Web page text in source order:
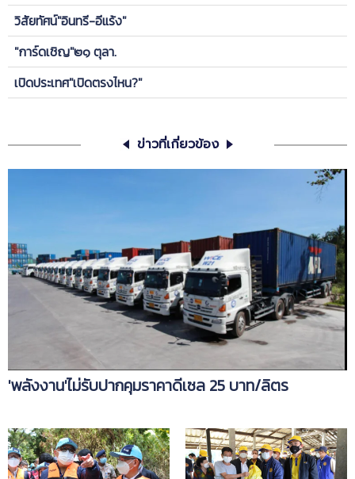
วิสัยทัศน์"อินทรี-อีแร้ง"
"การ์ดเชิญ"๒๑ ตุลา.
เปิดประเทศ"เปิดตรงไหน?"
ข่าวที่เกี่ยวข้อง
'พลังงาน'ไม่รับปากคุมราคาดีเซล 25 บาท/ลิตร